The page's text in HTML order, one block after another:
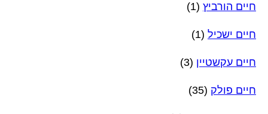
חיים הורביץ (1)
חיים ישכיל (1)
חיים עקשטיין (3)
חיים פולק (35)